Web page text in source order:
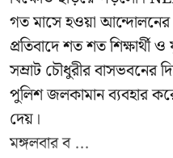
গত মাসে হওয়া
প্রতিবাদে শত শত শিক্ষার্থী
সম্রাট চৌধুরীর বাসভবনের
পুলিশ জলকামান ব্যবহার
দেয়।
মঙ্গলবার ব ...